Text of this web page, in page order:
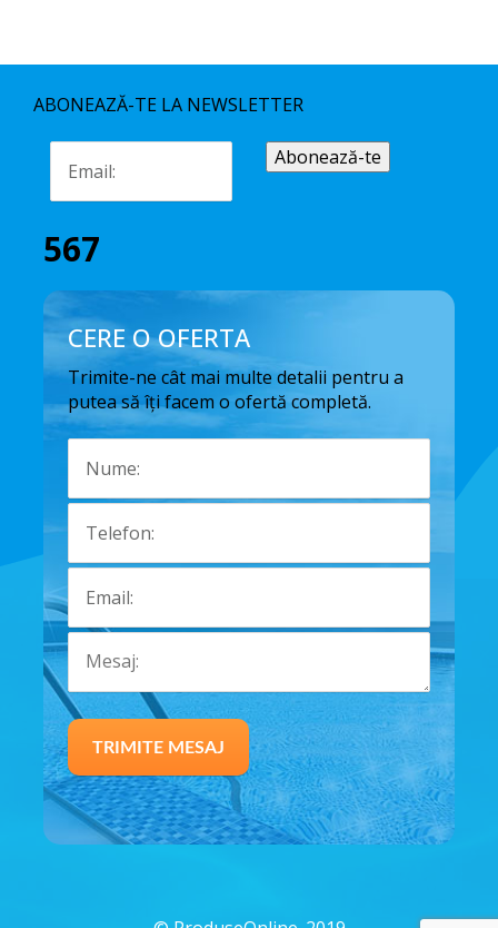
ABONEAZĂ-TE LA NEWSLETTER
567
CERE O OFERTA
Trimite-ne cât mai multe detalii pentru a
putea să îți facem o ofertă completă.